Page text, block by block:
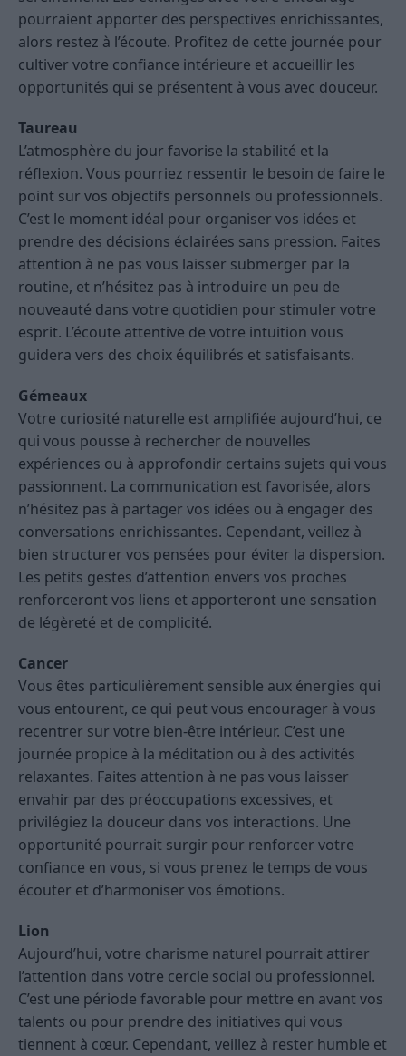
pourraient apporter des perspectives enrichissantes,
alors restez à l’écoute. Profitez de cette journée pour
cultiver votre confiance intérieure et accueillir les
opportunités qui se présentent à vous avec douceur.
Taureau
L’atmosphère du jour favorise la stabilité et la
réflexion. Vous pourriez ressentir le besoin de faire le
point sur vos objectifs personnels ou professionnels.
C’est le moment idéal pour organiser vos idées et
prendre des décisions éclairées sans pression. Faites
attention à ne pas vous laisser submerger par la
routine, et n’hésitez pas à introduire un peu de
nouveauté dans votre quotidien pour stimuler votre
esprit. L’écoute attentive de votre intuition vous
guidera vers des choix équilibrés et satisfaisants.
Gémeaux
Votre curiosité naturelle est amplifiée aujourd’hui, ce
qui vous pousse à rechercher de nouvelles
expériences ou à approfondir certains sujets qui vous
passionnent. La communication est favorisée, alors
n’hésitez pas à partager vos idées ou à engager des
conversations enrichissantes. Cependant, veillez à
bien structurer vos pensées pour éviter la dispersion.
Les petits gestes d’attention envers vos proches
renforceront vos liens et apporteront une sensation
de légèreté et de complicité.
Cancer
Vous êtes particulièrement sensible aux énergies qui
vous entourent, ce qui peut vous encourager à vous
recentrer sur votre bien-être intérieur. C’est une
journée propice à la méditation ou à des activités
relaxantes. Faites attention à ne pas vous laisser
envahir par des préoccupations excessives, et
privilégiez la douceur dans vos interactions. Une
opportunité pourrait surgir pour renforcer votre
confiance en vous, si vous prenez le temps de vous
écouter et d’harmoniser vos émotions.
Lion
Aujourd’hui, votre charisme naturel pourrait attirer
l’attention dans votre cercle social ou professionnel.
C’est une période favorable pour mettre en avant vos
talents ou pour prendre des initiatives qui vous
tiennent à cœur. Cependant, veillez à rester humble et